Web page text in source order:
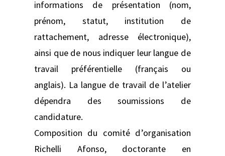
informations de présentation (nom,
prénom, statut, institution de
rattachement, adresse électronique),
ainsi que de nous indiquer leur langue de
travail préférentielle (français ou
anglais). La langue de travail de l’atelier
dépendra des soumissions de
candidature.
Composition du comité d’organisation
Richelli Afonso, doctorante en